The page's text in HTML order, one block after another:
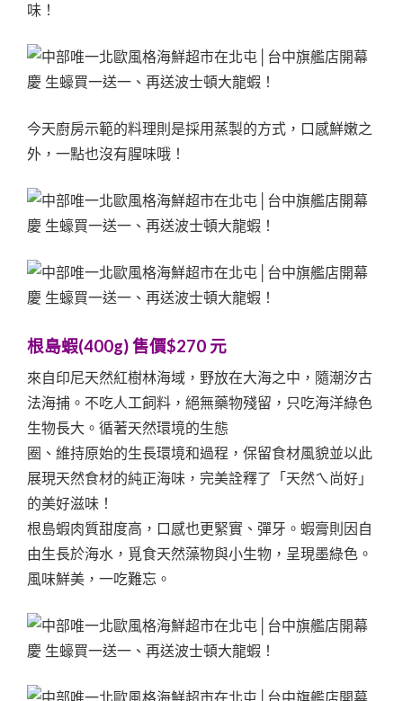
味！
今天廚房示範的料理則是採用蒸製的方式，口感鮮嫩之
外，一點也沒有腥味哦！
根島蝦(400g) 售價$270 元
來自印尼天然紅樹林海域，野放在大海之中，隨潮汐古
法海捕。不吃人工飼料，絕無藥物殘留，只吃海洋綠色
生物長大。循著天然環境的生態
圈、維持原始的生長環境和過程，保留食材風貌並以此
展現天然食材的純正海味，完美詮釋了「天然ㄟ尚好」
的美好滋味！
根島蝦肉質甜度高，口感也更緊實、彈牙。蝦膏則因自
由生長於海水，覓食天然藻物與小生物，呈現墨綠色。
風味鮮美，一吃難忘。